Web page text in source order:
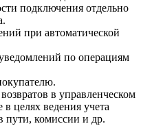
подключения отдельно
при автоматической
по операциям
в управленческом
целях ведения учета
пути, комиссии и др.